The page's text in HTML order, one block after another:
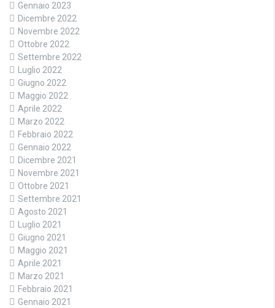
Gennaio 2023
Dicembre 2022
Novembre 2022
Ottobre 2022
Settembre 2022
Luglio 2022
Giugno 2022
Maggio 2022
Aprile 2022
Marzo 2022
Febbraio 2022
Gennaio 2022
Dicembre 2021
Novembre 2021
Ottobre 2021
Settembre 2021
Agosto 2021
Luglio 2021
Giugno 2021
Maggio 2021
Aprile 2021
Marzo 2021
Febbraio 2021
Gennaio 2021